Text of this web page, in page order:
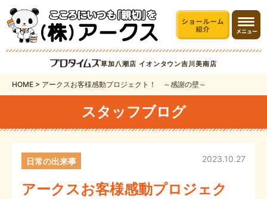
草加八潮店 イオンタウン吉川美南店
HOME > アークスお客様感動プロジェクト！ ～感謝の壁～
スタッフブログ
アークスお客様感動プロジェク
2023.10.27
日常の出来事